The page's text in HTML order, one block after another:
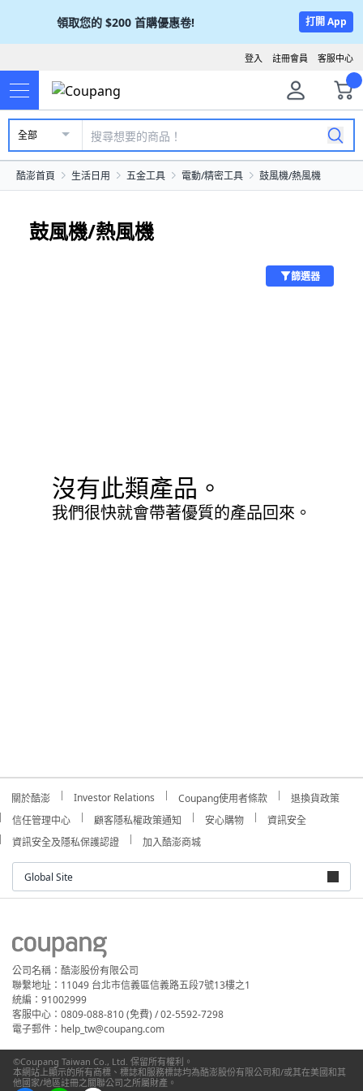
領取您的 $200 首購優惠卷! 打開 App
客服中心
註冊會員
登入
全部
酷澎首頁 生活日用 五金工具 電動/精密工具 鼓風機/熱風機
鼓風機/熱風機
篩選器
沒有此類產品。
我們很快就會帶著優質的產品回來。
關於酷澎 Investor Relations Coupang使用者條款
退換貨政策
信任管理中心
顧客隱私權政策通知 安心購物
資訊安全
資訊安全及隱私保護認證
加入酷澎商城
Global Site
公司名稱：酷澎股份有限公司
聯繫地址：11049 台北市信義區信義路五段7號13樓之1
統編：91002999
客服中心：0809-088-810 (免費) / 02-5592-7298
電子郵件：help_tw@coupang.com
©Coupang Taiwan Co., Ltd. 保留所有權利。
本網站上顯示的所有商標、標誌和服務標誌均為酷澎股份有限公司和/或其在美國和其
他國家/地區註冊之關聯公司之所屬財產。